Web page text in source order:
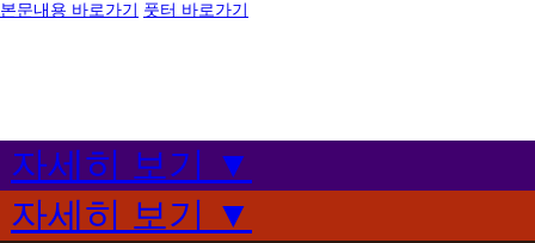
본문내용 바로가기 풋터 바로가기
자세히 보기 ▼
자세히 보기 ▼